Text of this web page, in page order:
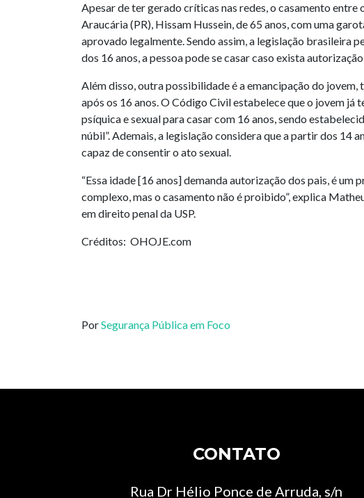
Apesar de ter gerado críticas nas redes, o casamento entre
Araucária (PR), Hissam Hussein, de 65 anos, com uma
aprovado legalmente. Sendo assim, a legislação brasileira
dos 16 anos, a pessoa pode se casar caso exista
Além disso, outra possibilidade é a emancipação do jovem,
após os 16 anos. O Código Civil estabelece que o jovem já
psíquica e sexual para casar com 16 anos, sendo
núbil”. Ademais, a legislação considera que a partir dos 14
capaz de consentir o ato sexual.
“Essa idade [16 anos] demanda autorização dos pais, é um
complexo, mas o casamento não é proibido”, explica
em direito penal da USP.
Créditos: OHOJE.com
PorSegurança Pública em Foco
CONTATO
Rua Dr Hélio Ponce de Arruda, s/n